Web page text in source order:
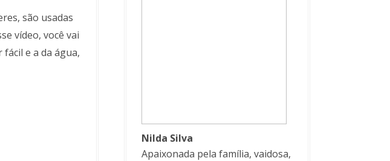
são usadas
vídeo, você vai
e a da água,
Nilda Silva
Apaixonada pela família, vaidosa,